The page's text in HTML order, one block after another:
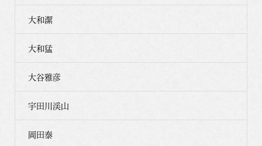
大和潔
大和猛
大谷雅彦
宇田川渓山
岡田泰